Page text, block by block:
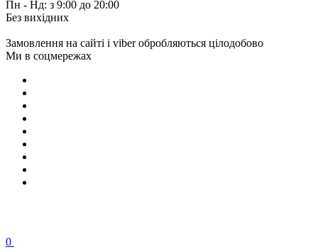
Пн - Нд: з 9:00 до 20:00
Без вихідних
Замовлення на сайті і viber обробляються цілодобово
Ми в соцмережах
0